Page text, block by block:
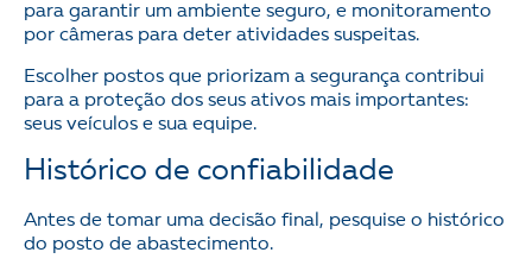
para garantir um ambiente seguro, e monitoramento
por câmeras para deter atividades suspeitas.
Escolher postos que priorizam a segurança contribui
para a proteção dos seus ativos mais importantes:
seus veículos e sua equipe.
Histórico de confiabilidade
Antes de tomar uma decisão final, pesquise o histórico
do posto de abastecimento.